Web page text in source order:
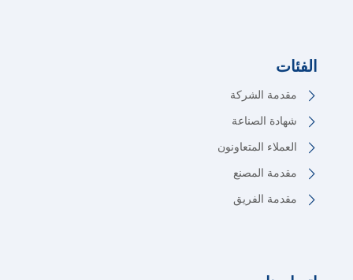
الفئات
مقدمة الشركة
شهادة الصناعة
العملاء المتعاونون
مقدمة المصنع
مقدمة الفريق